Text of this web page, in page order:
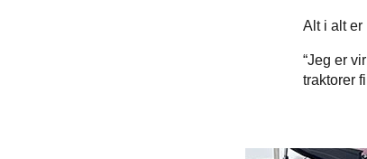
Alt i alt er
“Jeg er
traktorer